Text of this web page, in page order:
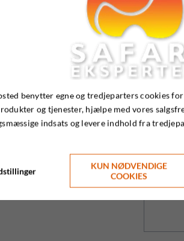
45
benytter egne og tredjeparters cookies
og tjenester, hjælpe med vores
indsats og levere indhold fra
KUN NØDVENDIGE
COOKIES